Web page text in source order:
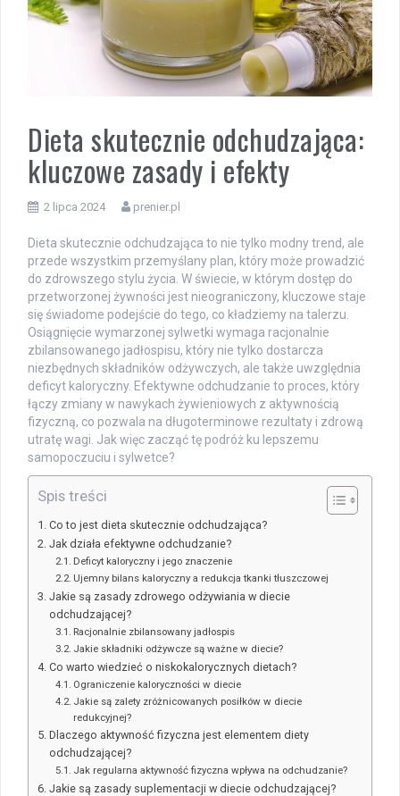
Dieta skutecznie odchudzająca:
kluczowe zasady i efekty
2 lipca 2024 prenier.pl
Dieta skutecznie odchudzająca to nie tylko modny trend, ale
przede wszystkim przemyślany plan, który może prowadzić
do zdrowszego stylu życia. W świecie, w którym dostęp do
przetworzonej żywności jest nieograniczony, kluczowe staje
się świadome podejście do tego, co kładziemy na talerzu.
Osiągnięcie wymarzonej sylwetki wymaga racjonalnie
zbilansowanego jadłospisu, który nie tylko dostarcza
niezbędnych składników odżywczych, ale także uwzględnia
deficyt kaloryczny. Efektywne odchudzanie to proces, który
łączy zmiany w nawykach żywieniowych z aktywnością
fizyczną, co pozwala na długoterminowe rezultaty i zdrową
utratę wagi. Jak więc zacząć tę podróż ku lepszemu
samopoczuciu i sylwetce?
Spis treści
Co to jest dieta skutecznie odchudzająca?
Jak działa efektywne odchudzanie?
Deficyt kaloryczny i jego znaczenie
Ujemny bilans kaloryczny a redukcja tkanki tłuszczowej
Jakie są zasady zdrowego odżywiania w diecie
odchudzającej?
Racjonalnie zbilansowany jadłospis
Jakie składniki odżywcze są ważne w diecie?
Co warto wiedzieć o niskokalorycznych dietach?
Ograniczenie kaloryczności w diecie
Jakie są zalety zróżnicowanych posiłków w diecie
redukcyjnej?
Dlaczego aktywność fizyczna jest elementem diety
odchudzającej?
Jak regularna aktywność fizyczna wpływa na odchudzanie?
Jakie są zasady suplementacji w diecie odchudzającej?